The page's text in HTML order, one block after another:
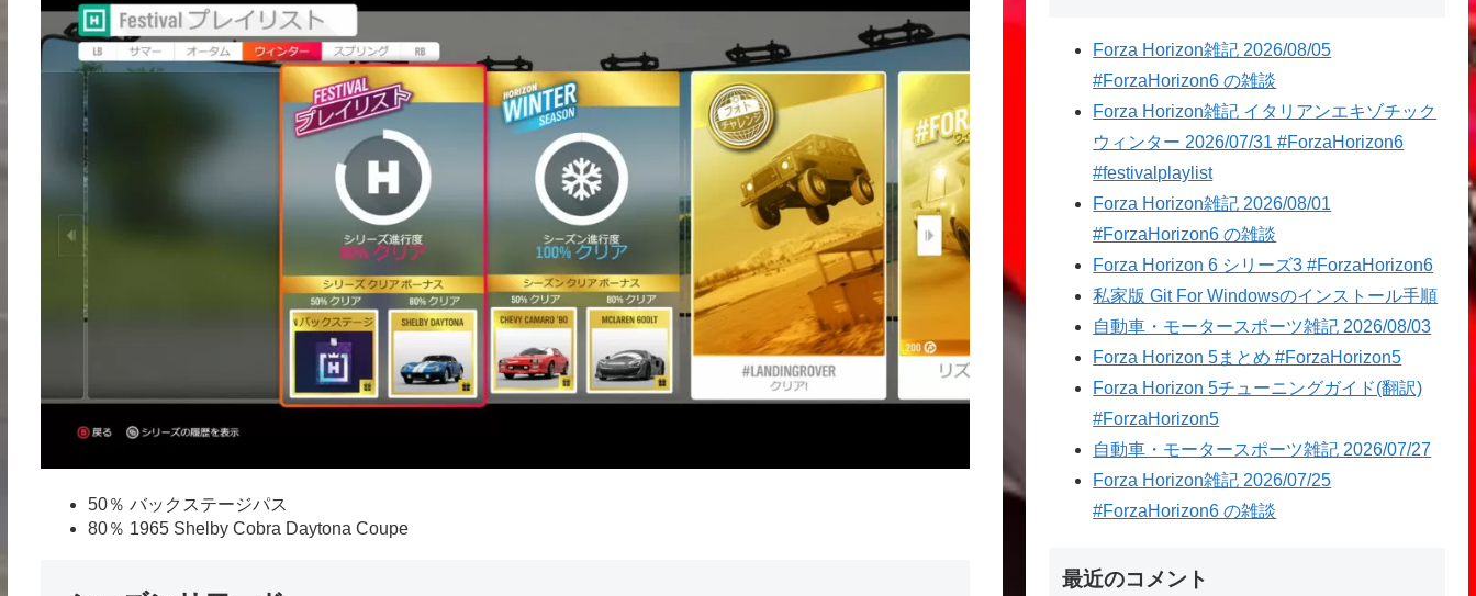
50％ バックステージパス
80％ 1965 Shelby Cobra Daytona Coupe
Forza Horizon雑記 2026/08/05
#ForzaHorizon6 の雑談
Forza Horizon雑記 イタリアンエキゾチック
ウィンター 2026/07/31 #ForzaHorizon6
#festivalplaylist
Forza Horizon雑記 2026/08/01
#ForzaHorizon6 の雑談
Forza Horizon 6 シリーズ3 #ForzaHorizon6
私家版 Git For Windowsのインストール手順
自動車・モータースポーツ雑記 2026/08/03
Forza Horizon 5まとめ #ForzaHorizon5
Forza Horizon 5チューニングガイド(翻訳)
#ForzaHorizon5
自動車・モータースポーツ雑記 2026/07/27
Forza Horizon雑記 2026/07/25
#ForzaHorizon6 の雑談
最近のコメント